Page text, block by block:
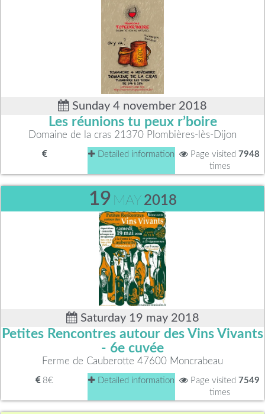
Sunday 4 november 2018
Les réunions tu peux r’boire
Domaine de la cras 21370 Plombières-lès-Dijon
Detailed information Page visited 7948
times
19 MAY 2018
Saturday 19 may 2018
Petites Rencontres autour des Vins Vivants
- 6e cuvée
Ferme de Cauberotte 47600 Moncrabeau
8€ Detailed information Page visited 7549
times